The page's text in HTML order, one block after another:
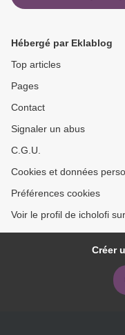
Media Makes Us
Hébergé par Eklablog
Top articles
Pages
Contact
Signaler un abus
C.G.U.
Cookies et données
Préférences cookies
Voir le profil de icholofi
Créer